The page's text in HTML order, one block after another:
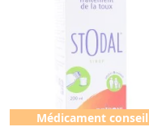
Médicament conseil